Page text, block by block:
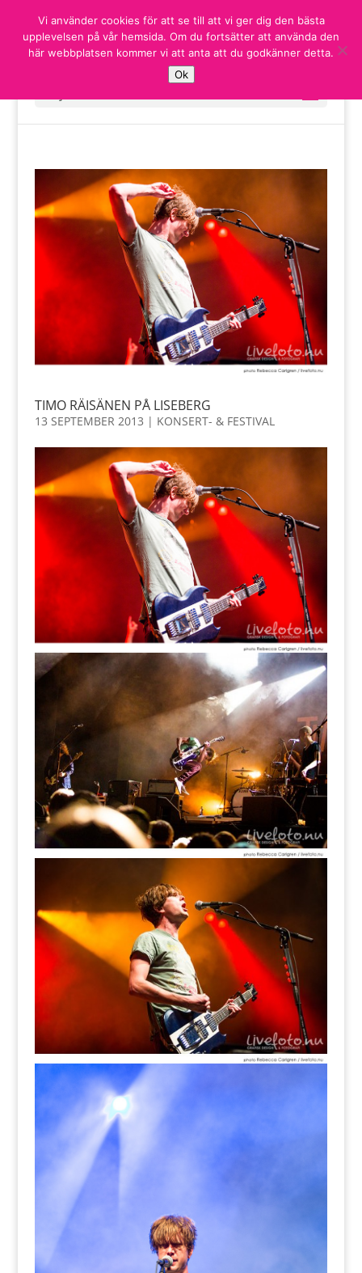
TIMO RÄISÄNEN PÅ LISEBERG
13 SEPTEMBER 2013 | KONSERT- & FESTIVAL
Vi använder cookies för att se till att vi ger dig den bästa
upplevelsen på vår hemsida. Om du fortsätter att använda den
här webbplatsen kommer vi att anta att du godkänner detta.
Ok